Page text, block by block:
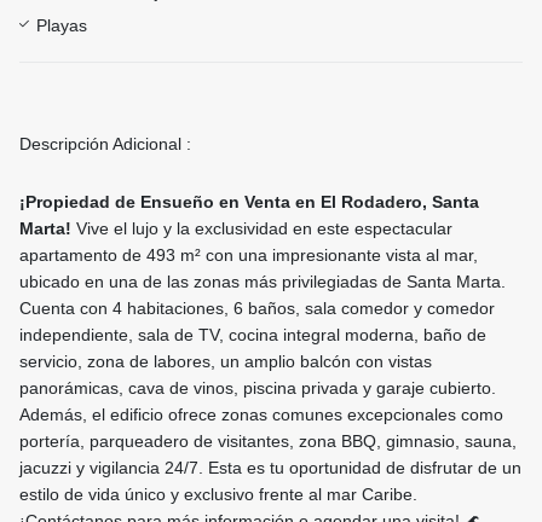
Playas
Descripción Adicional :
¡Propiedad de Ensueño en Venta en El Rodadero, Santa
Marta! Vive el lujo y la exclusividad en este espectacular
apartamento de 493 m² con una impresionante vista al mar,
ubicado en una de las zonas más privilegiadas de Santa Marta.
Cuenta con 4 habitaciones, 6 baños, sala comedor y comedor
independiente, sala de TV, cocina integral moderna, baño de
servicio, zona de labores, un amplio balcón con vistas
panorámicas, cava de vinos, piscina privada y garaje cubierto.
Además, el edificio ofrece zonas comunes excepcionales como
portería, parqueadero de visitantes, zona BBQ, gimnasio, sauna,
jacuzzi y vigilancia 24/7. Esta es tu oportunidad de disfrutar de un
estilo de vida único y exclusivo frente al mar Caribe.